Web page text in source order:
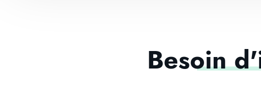
Besoin